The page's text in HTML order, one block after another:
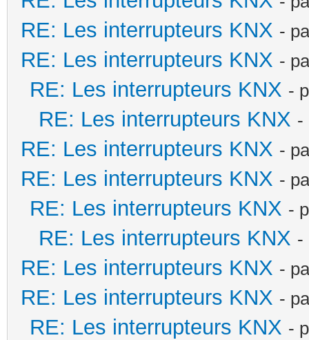
RE: Les interrupteurs KNX -
RE: Les interrupteurs KNX -
RE: Les interrupteurs KNX -
RE: Les interrupteurs KNX -
RE: Les interrupteurs KNX -
RE: Les interrupteurs KNX -
RE: Les interrupteurs KNX -
RE: Les interrupteurs KNX -
RE: Les interrupteurs KNX -
RE: Les interrupteurs KNX -
RE: Les interrupteurs KNX -